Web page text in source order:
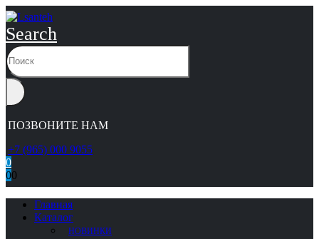
Search
ПОЗВОНИТЕ НАМ
+7 (965) 000 9055
0
00
Главная
Каталог
НОВИНКИ